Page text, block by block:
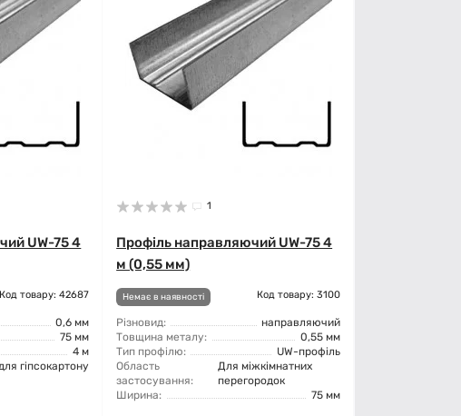
UW-75 4
Код товару: 42687
0,6 мм
75 мм
4 м
гіпсокартону
1
Профіль направляючий UW-75 4
м (0,55 мм)
Немає в наявності Код товару: 3100
Різновид:
направляючий
Товщина металу:
0,55 мм
Тип профілю:
UW-профіль
Область
застосування:
Для міжкімнатних
перегородок
Ширина:
75 мм